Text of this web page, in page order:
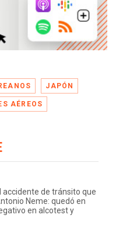
JAPÓN
AÉREOS
accidente de tránsito que
Neme: quedó en
en alcotest y